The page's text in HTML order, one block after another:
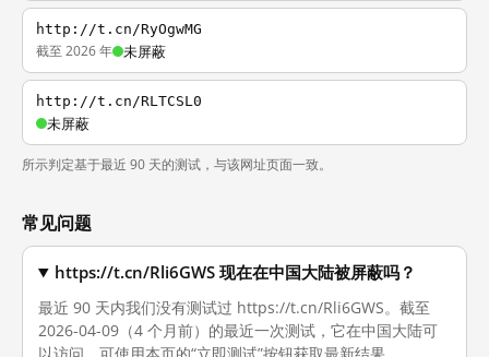
http://t.cn/RyOgwMG
截至 2026 年 未屏蔽
http://t.cn/RLTCSL0
未屏蔽
所示判定基于最近 90 天的测试，与该网址页面一致。
常见问题
https://t.cn/Rli6GWS 现在在中国大陆被屏蔽吗？
最近 90 天内我们没有测试过 https://t.cn/Rli6GWS。截至
2026-04-09（4 个月前）的最近一次测试，它在中国大陆可